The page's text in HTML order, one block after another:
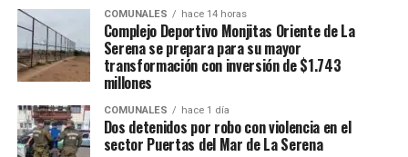
COMUNALES hace 14 horas
Complejo Deportivo Monjitas Oriente de La
Serena se prepara para su mayor
transformación con inversión de $1.743
millones
COMUNALES hace 1 día
Dos detenidos por robo con violencia en el
sector Puertas del Mar de La Serena